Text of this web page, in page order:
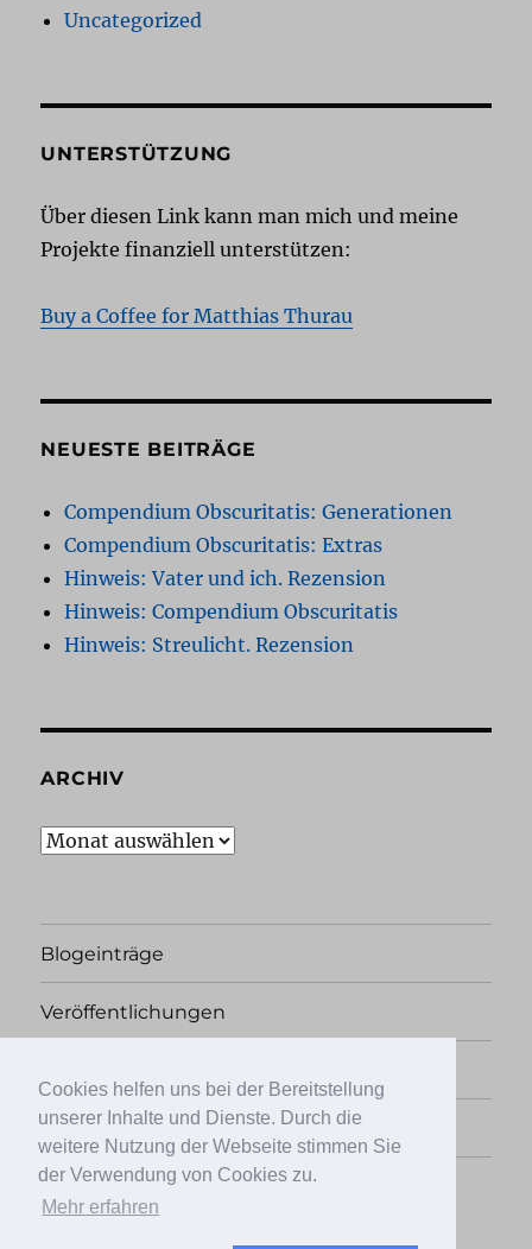
Cookies helfen uns bei der Bereitstellung
unserer Inhalte und Dienste. Durch die
weitere Nutzung der Webseite stimmen Sie
der Verwendung von Cookies zu.
Mehr erfahren
Uncategorized
UNTERSTÜTZUNG
Über diesen Link kann man mich und meine
Projekte finanziell unterstützen:
Buy a Coffee for Matthias Thurau
NEUESTE BEITRÄGE
Compendium Obscuritatis: Generationen
Compendium Obscuritatis: Extras
Hinweis: Vater und ich. Rezension
Hinweis: Compendium Obscuritatis
Hinweis: Streulicht. Rezension
ARCHIV
Archiv
Blogeinträge
Veröffentlichungen
Übersicht
FacebookTwitter